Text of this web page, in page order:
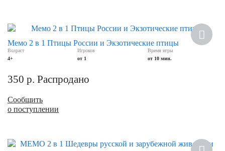
Мемо 2 в 1 Птицы России и Экзотические птицы
Возраст
4+
Игроков
от 1
Время игры
от 10 мин.
350 р. Распродано
Сообщить
о поступлении